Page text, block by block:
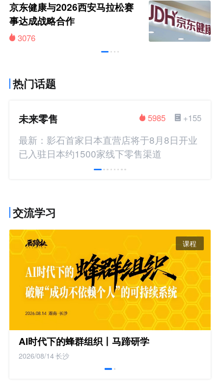
京东健康与2026西安马拉松赛
事达成战略合作
3076
热门话题
未来零售 +155
5985
最新：影石首家日本直营店将于8月8日开业
已入驻日本约1500家线下零售渠道
交流学习
课程
AI时代下的蜂群组织丨马蹄研学
2026/08/14长沙